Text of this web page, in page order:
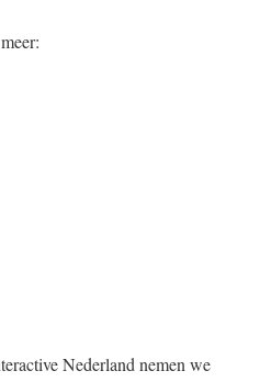
Nederland nemen we